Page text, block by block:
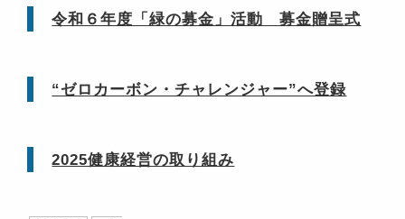
令和６年度「緑の募金」活動 募金贈呈式
“ゼロカーボン・チャレンジャー”へ登録
2025健康経営の取り組み